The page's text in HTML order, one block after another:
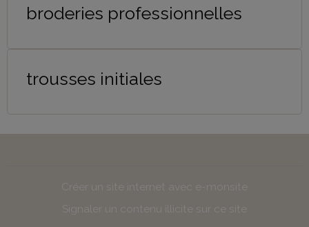
broderies professionnelles
trousses initiales
Créer un site internet avec e-monsite
Signaler un contenu illicite sur ce site